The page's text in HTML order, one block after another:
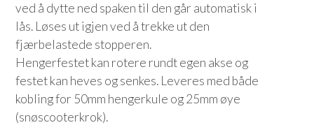
ved å dytte ned spaken til den går automatisk i
lås. Løses ut igjen ved å trekke ut den
fjærbelastede stopperen.
Hengerfestet kan rotere rundt egen akse og
festet kan heves og senkes. Leveres med både
kobling for 50mm hengerkule og 25mm øye
(snøscooterkrok).